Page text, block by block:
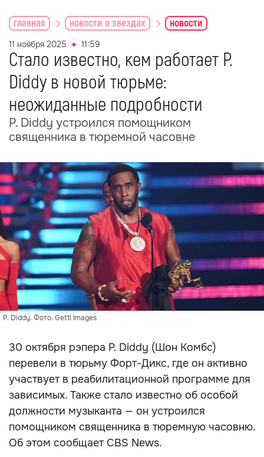
главная новости о звездах новости
11 ноября 2025 11:59
Стало известно, кем работает P.
Diddy в новой тюрьме:
неожиданные подробности
P. Diddy устроился помощником
священника в тюремной часовне
P. Diddy. Фото: Getti Images
30 октября рэпера P. Diddy (Шон Комбс)
перевели в тюрьму Форт-Дикс, где он активно
участвует в реабилитационной программе для
зависимых. Также стало известно об особой
должности музыканта — он устроился
помощником священника в тюремную часовню.
Об этом сообщает CBS News.